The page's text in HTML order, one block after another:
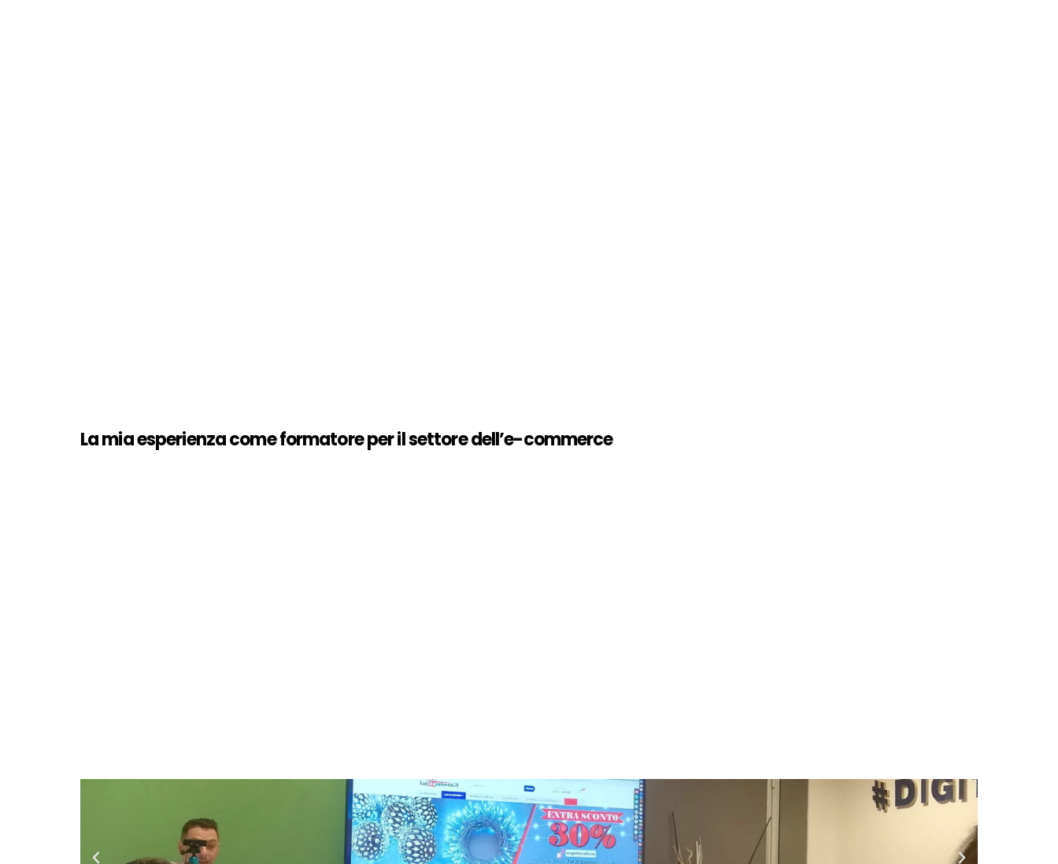
La mia esperienza come formatore per il settore dell’e-commerce